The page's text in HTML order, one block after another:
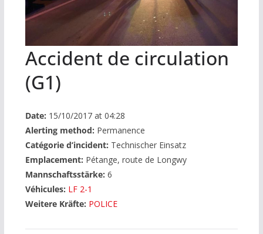
Accident de circulation
(G1)
Date: 15/10/2017 at 04:28
Alerting method: Permanence
Catégorie d’incident: Technischer Einsatz
Emplacement: Pétange, route de Longwy
Mannschaftsstärke: 6
Véhicules: LF 2-1
Weitere Kräfte: POLICE